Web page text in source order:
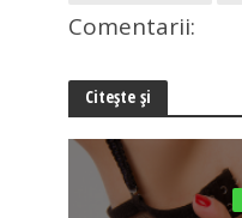
Comentarii:
Citește și